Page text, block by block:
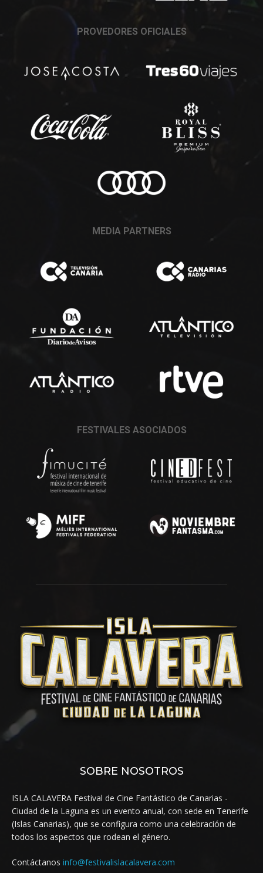
PROVEDORES OFICIALES
MEDIA PARTNERS
FESTIVALES ASOCIADOS
SOBRE NOSOTROS
ISLA CALAVERA Festival de Cine Fantástico de Canarias -
Ciudad de la Laguna es un evento anual, con sede en Tenerife
(Islas Canarias), que se configura como una celebración de
todos los aspectos que rodean el género.
Contáctanos info@festivalislacalavera.com